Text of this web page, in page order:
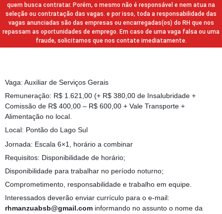
quem busca contratar. Porém, o mesmo não é responsável e nem atua na
seleção ou contratação das vagas. e por isso, toda a responsabilidade das
vagas anunciadas são das empresas ou encarregadas(os) do RH que nos
repassam as oportunidades de emprego. Em caso de uma vaga falsa ou uma
fraude, solicitamos que nos contate imediatamente.
Vaga: Auxiliar de Serviços Gerais
Remuneração: R$ 1.621,00 (+ R$ 380,00 de Insalubridade +
Comissão de R$ 400,00 – R$ 600,00 + Vale Transporte +
Alimentação no local.
Local: Pontão do Lago Sul
Jornada: Escala 6×1, horário a combinar
Requisitos: Disponibilidade de horário;
Disponibilidade para trabalhar no período noturno;
Comprometimento, responsabilidade e trabalho em equipe.
Interessados deverão enviar currículo para o e-mail:
rhmanzuabsb@gmail.com informando no assunto o nome da